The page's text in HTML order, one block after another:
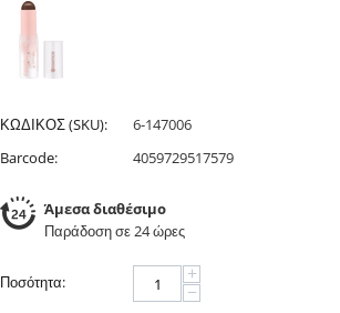
ΚΩΔΙΚΟΣ (SKU):
6-147006
Barcode:
4059729517579
Άμεσα διαθέσιμο
Παράδοση σε 24 ώρες
Ποσότητα: +
−